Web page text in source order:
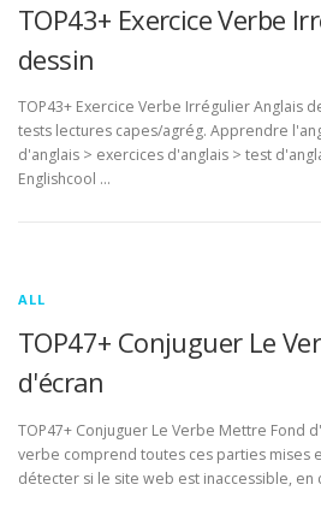
TOP43+ Exercice Verbe
dessin
TOP43+ Exercice Verbe Irrégulier Anglais
tests lectures capes/agrég. Apprendre
d'anglais > exercices d'anglais > test
Englishcool …
ALL
TOP47+ Conjuguer Le
d'écran
TOP47+ Conjuguer Le Verbe Mettre Fond
verbe comprend toutes ces parties mises
détecter si le site web est inaccessible, en